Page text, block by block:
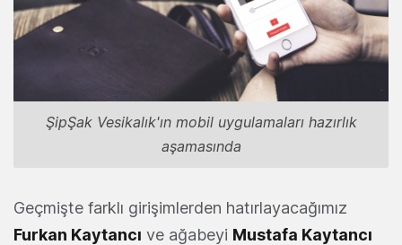
ŞipŞak Vesikalık'ın mobil uygulamaları hazırlık
aşamasında
Geçmişte farklı girişimlerden hatırlayacağımız
Furkan Kaytancı ve ağabeyi Mustafa Kaytancı